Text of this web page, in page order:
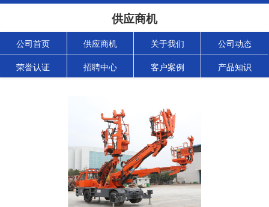
供应商机
公司首页 供应商机 关于我们 公司动态
荣誉认证 招聘中心 客户案例 产品知识